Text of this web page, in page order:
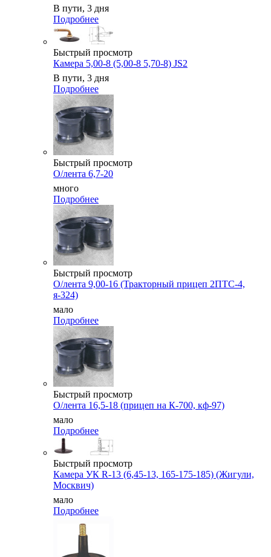
В пути, 3 дня
Подробнее
Быстрый просмотр
Камера 5,00-8 (5,00-8 5,70-8) JS2
В пути, 3 дня
Подробнее
Быстрый просмотр
О/лента 6,7-20
много
Подробнее
Быстрый просмотр
О/лента 9,00-16 (Тракторный прицеп 2ПТС-4,
я-324)
мало
Подробнее
Быстрый просмотр
О/лента 16,5-18 (прицеп на К-700, кф-97)
мало
Подробнее
Быстрый просмотр
Камера УК R-13 (6,45-13, 165-175-185) (Жигули,
Москвич)
мало
Подробнее